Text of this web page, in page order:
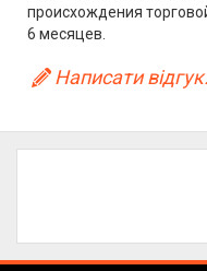
происхождения
6 месяцев.
Написати